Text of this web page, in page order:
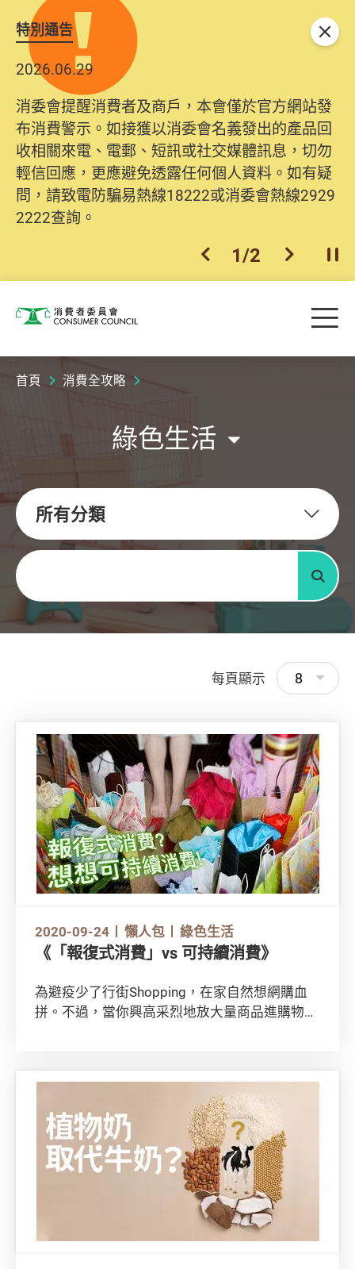
特別通告
2026.06.29
消委會提醒消費者及商戶，本會僅於官方網站發
布消費警示。如接獲以消委會名義發出的產品回
收相關來電、電郵、短訊或社交媒體訊息，切勿
輕信回應，更應避免透露任何個人資料。如有疑
問，請致電防騙易熱線18222或消委會熱線2929
2222查詢。
上一個
1/2 下一個開
關閉
消費者委員會 目
首頁 消費全攻略
綠色生活
所有分類
關鍵字
搜尋
每頁顯示 8
2020-09-24 懶人包 綠色生活
《「報復式消費」vs 可持續消費》
為避疫少了行街Shopping，在家自然想網購血
拼。不過，當你興高采烈地放大量商品進購物車